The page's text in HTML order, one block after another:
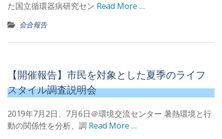
た国立循環器病研究セン Read More …
会合報告
【開催報告】市民を対象とした夏季のライフ
スタイル調査説明会
2019年7月2日、7月6日＠環境交流センター 暑熱環境と行
動の関係性を分析、調 Read More …